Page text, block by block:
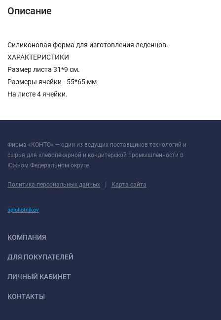
Описание
Силиконовая форма для изготовления леденцов.
ХАРАКТЕРИСТИКИ
Размер листа 31*9 см.
Размеры ячейки - 55*65 мм
На листе 4 ячейки.
Фирма «КОНТО» — один из ведущих поставщиков технологий и
сырья для хлебопекарной и кондитерской промышленности в
Южном Федеральном округе.
Политика персональных данных | Карта сайта
splohotnikov
КОМПАНИЯ
ДЛЯ ПОКУПАТЕЛЕЙ
ЛИЧНЫЙ КАБИНЕТ
КОНТАКТЫ